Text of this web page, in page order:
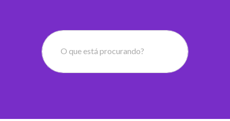
O que está procurando?